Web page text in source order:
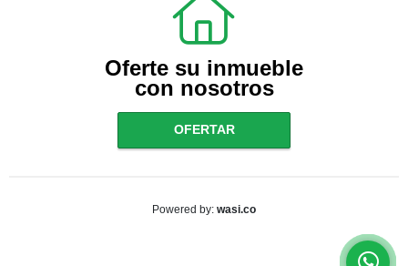
Oferte su inmueble
con nosotros
OFERTAR
Powered by: wasi.co